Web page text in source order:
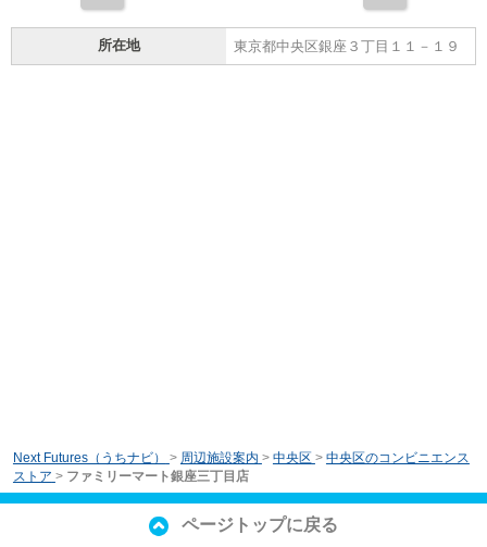
所在地 東京都中央区銀座３丁目１１－１９
Next Futures（うちナビ） > 周辺施設案内 > 中央区 > 中央区のコンビニエンス
ストア > ファミリーマート銀座三丁目店
ページトップに戻る